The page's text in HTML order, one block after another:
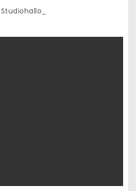
Studiohallo_